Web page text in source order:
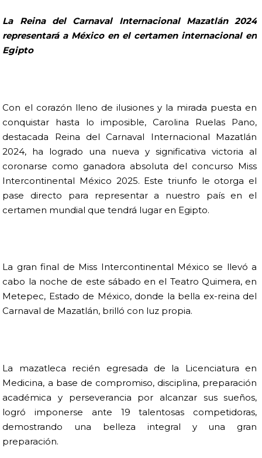
La Reina del Carnaval Internacional Mazatlán 2024
representará a México en el certamen internacional en
Egipto
Con el corazón lleno de ilusiones y la mirada puesta en
conquistar hasta lo imposible, Carolina Ruelas Pano,
destacada Reina del Carnaval Internacional Mazatlán
2024, ha logrado una nueva y significativa victoria al
coronarse como ganadora absoluta del concurso Miss
Intercontinental México 2025. Este triunfo le otorga el
pase directo para representar a nuestro país en el
certamen mundial que tendrá lugar en Egipto.
La gran final de Miss Intercontinental México se llevó a
cabo la noche de este sábado en el Teatro Quimera, en
Metepec, Estado de México, donde la bella ex-reina del
Carnaval de Mazatlán, brilló con luz propia.
La mazatleca recién egresada de la Licenciatura en
Medicina, a base de compromiso, disciplina, preparación
académica y perseverancia por alcanzar sus sueños,
logró imponerse ante 19 talentosas competidoras,
demostrando una belleza integral y una gran
preparación.